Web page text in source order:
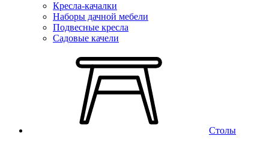
Кресла-качалки
Наборы дачной мебели
Подвесные кресла
Садовые качели
Столы